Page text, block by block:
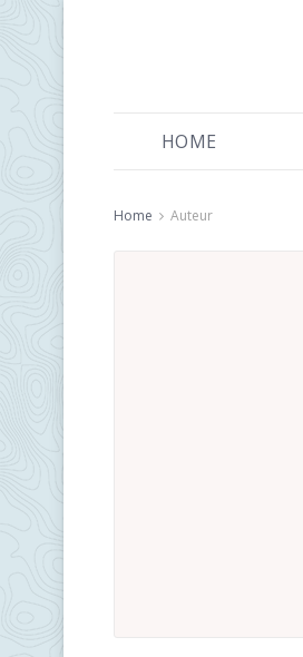
HOME
Home Auteur